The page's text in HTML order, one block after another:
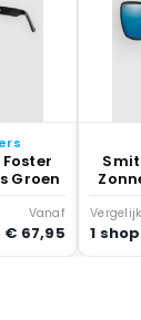
Groen
Vanaf
€ 67,95 1 shop